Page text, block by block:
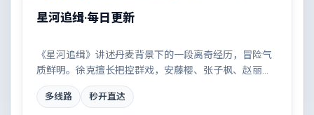
星河追缉·每日更新
《星河追缉》讲述丹麦背景下的一段离奇经历，冒险气
质鲜明。徐克擅长把控群戏，安藤樱、张子枫、赵丽
颖、古天乐共同撑起复杂人物关系，边境线上的对峙与
谈判扣人心弦。
多线路 秒开直达